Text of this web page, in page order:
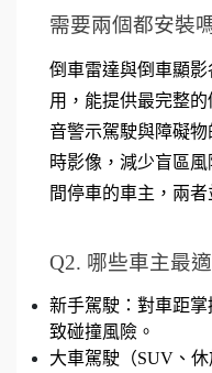
需要兩個都安裝
倒車雷達與倒車顯
用，能提供最完整
音警示駕駛與障礙
時影像，減少盲區
間停車的車主，兩
Q2. 哪些車主最
新手駕駛：對車距
致碰撞風險。
大車駕駛（SUV、